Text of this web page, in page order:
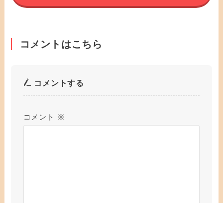
コメントはこちら
コメントする
コメント ※